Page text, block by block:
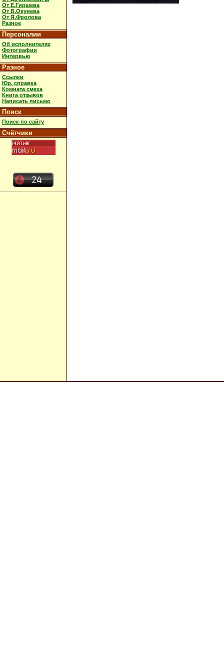
От Е.Гиршева
От В.Окунева
От Я.Фролова
Разное
Персоналии
Об исполнителях
Фотографии
Интервью
Разное
Ссылки
Юр. справка
Комната смеха
Книга отзывов
Написать письмо
Поиск
Поиск по сайту
Счётчики